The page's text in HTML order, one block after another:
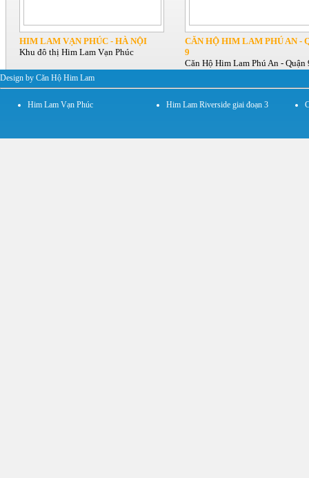
HIM LAM VẠN PHÚC - HÀ NỘI
Khu đô thị Him Lam Vạn Phúc
CĂN HỘ HIM LAM PHÚ AN -
9
Căn Hộ Him Lam Phú An - Quận
Design by Căn Hộ Him Lam
Him Lam Vạn Phúc Him Lam Riverside giai đoạn 3